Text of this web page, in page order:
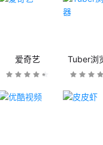
爱奇艺 Tuber浏